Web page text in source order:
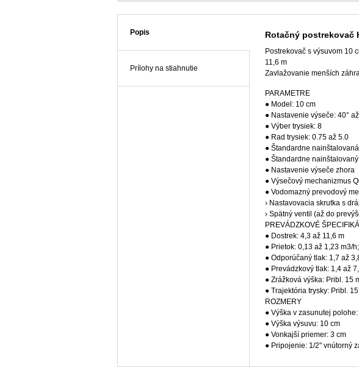
Popis
Prílohy na stiahnutie
Rotačný postrekovač
Postrekovač s výsuvom 10
11,6 m
Zavlažovanie menších
PARAMETRE
● Model: 10 cm
● Nastavenie výseče: 40°
● Výber trysiek: 8
● Rad trysiek: 0.75 až 5.0
● Štandardne
● Štandardne
● Nastavenie výseče zhora
● Výsečový mechanizmus
● Vodomazný prevodový
› Nastavovacia skrutka s
› Spätný ventil (až do
PREVÁDZKOVÉ
● Dostrek: 4,3 až 11,6 m
● Prietok: 0,13 až 1,23 m3/
● Odporúčaný tlak: 1,7 až
● Prevádzkový tlak: 1,4 až
● Zrážková výška: Pribl. 15
● Trajektória trysky: Pribl.
ROZMERY
● Výška v zasunutej
● Výška výsuvu: 10 cm
● Vonkajší priemer: 3 cm
● Pripojenie: 1/2" vnútorný